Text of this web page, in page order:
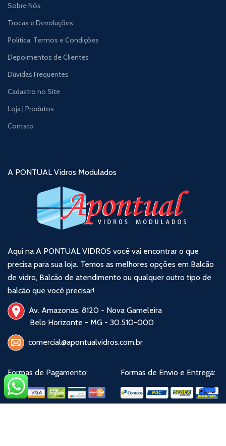
Sobre Nós
Trocas e Devoluções
Política, Termos e Condições
Depoimentos de Clientes
Dúvidas Frequentes
Cadastro no Site
Loja | Produtos
Contato
A PONTUAL Vidros Modulados
Aqui na A PONTUAL VIDROS você vai encontrar o que
precisa para sua loja. Temos as melhores opções em Balcão
de vidro, Balcão de atendimento ou qualquer outro tipo de
balcão que você precisar!
Av. Amazonas, 8120 - Nova Gameleira
Belo Horizonte - MG - 30.510-000
comercial@apontualvidros.com.br
Formas de Pagamento: Formas de Envio e Entrega: